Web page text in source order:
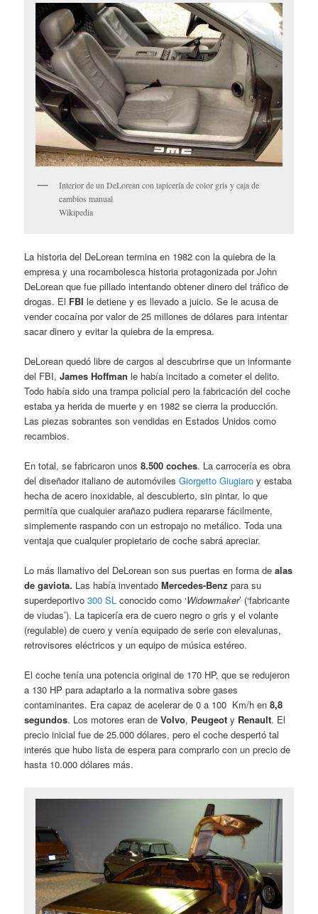
Interior de un DeLorean con tapicería de color gris y caja de
cambios manual
Wikipedia
La historia del DeLorean termina en 1982 con la quiebra de la
empresa y una rocambolesca historia protagonizada por John
DeLorean que fue pillado intentando obtener dinero del tráfico de
drogas. El FBI le detiene y es llevado a juicio. Se le acusa de
vender cocaína por valor de 25 millones de dólares para intentar
sacar dinero y evitar la quiebra de la empresa.
DeLorean quedó libre de cargos al descubrirse que un informante
del FBI,James Hoffman le había incitado a cometer el delito.
Todo había sido una trampa policial pero la fabricación del coche
estaba ya herida de muerte y en 1982 se cierra la producción.
Las piezas sobrantes son vendidas en Estados Unidos como
recambios.
En total, se fabricaron unos8.500 coches. La carrocería es obra
del diseñador italiano de automóvilesGiorgetto Giugiaroy estaba
hecha de acero inoxidable, al descubierto, sin pintar, lo que
permitía que cualquier arañazo pudiera repararse fácilmente,
simplemente raspando con un estropajo no metálico. Toda una
ventaja que cualquier propietario de coche sabrá apreciar.
Lo más llamativo del DeLorean son sus puertas en forma dealas
de gaviota. Las había inventadoMercedes-Benzpara su
superdeportivo300 SLconocido como ‘Widowmaker’ (‘fabricante
de viudas’). La tapicería era de cuero negro o gris y el volante
(regulable) de cuero y venía equipado de serie con elevalunas,
retrovisores eléctricos y un equipo de música estéreo.
El coche tenía una potencia original de 170 HP, que se redujeron
a 130 HP para adaptarlo a la normativa sobre gases
contaminantes. Era capaz de acelerar de 0 a 100 Km/h en8,8
segundos. Los motores eran deVolvo, Peugeot y Renault. El
precio inicial fue de 25.000 dólares, pero el coche despertó tal
interés que hubo lista de espera para comprarlo con un precio de
hasta 10.000 dólares más.